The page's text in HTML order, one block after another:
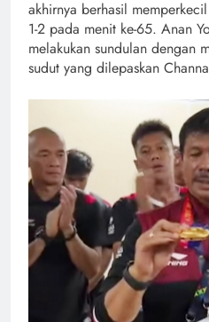
akhirnya berhasil
1-2 pada menit ke-65. Anan
melakukan sundulan dengan
sudut yang dilepaskan